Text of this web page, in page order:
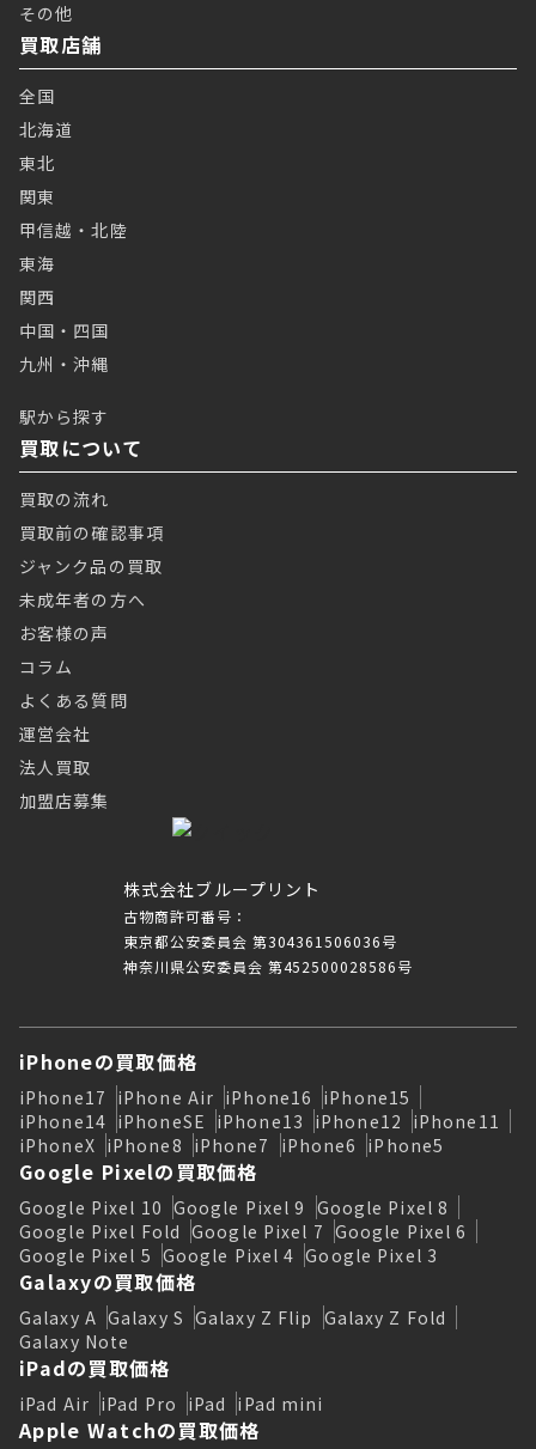
株式会社ブループリント
古物商許可番号：
東京都公安委員会 第304361506036号
神奈川県公安委員会 第452500028586号
その他
買取店舗
全国
北海道
東北
関東
甲信越・北陸
東海
関西
中国・四国
九州・沖縄
駅から探す
買取について
買取の流れ
買取前の確認事項
ジャンク品の買取
未成年者の方へ
お客様の声
コラム
よくある質問
運営会社
法人買取
加盟店募集
iPhoneの買取価格
iPhone17 iPhone Air iPhone16 iPhone15
iPhone14 iPhoneSE iPhone13 iPhone12 iPhone11
iPhoneX iPhone8 iPhone7 iPhone6 iPhone5
Google Pixelの買取価格
Google Pixel 10 Google Pixel 9 Google Pixel 8
Google Pixel Fold Google Pixel 7 Google Pixel 6
Google Pixel 5 Google Pixel 4 Google Pixel 3
Galaxyの買取価格
Galaxy A Galaxy S Galaxy Z Flip Galaxy Z Fold
Galaxy Note
iPadの買取価格
iPad Air iPad Pro iPad iPad mini
Apple Watchの買取価格